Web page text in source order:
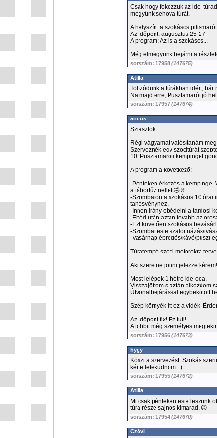
Csak hogy fokozzuk az idei
megyünk sehova túrát.
A helyszín: a szokásos
Az időpont: augusztus 25-27
A program: Az is a szokásos...
Még elmegyünk bejárni a
sorszám: 17958 (147675)
Atilla
Tobzódunk a túrákban idén, bár
Na majd erre, Pusztamarót jó
sorszám: 17957 (147674)
andris
Sziasztok.
Régi vágyamat valósítanám
Szerveznék egy szocitúrát
10. Pusztamaróti kempinget
A program a következő:
-Pénteken érkezés a kempinge.
a tábortűz nellett🤣🤘
-Szombaton a szokásos 10 órai
tanösvényhez.
-Innen irány ebédelni a tardosi
-Ebéd után aztán tovább az
-Ezt követően szokásos
-Szombat este szalonnázás/
-Vasárnap ébredés/kávé/puszi
Túratempó szoci motorokra
Aki szeretne jönni jelezze kérem!
Most lelépek 1 hétre ide-oda.
Visszajöttem s aztán elkezdem
Útvonalbejárással egybekötött
Szép környék itt ez a vidék!
Az időpont fix! Ez tuti!
A többit még személyes
sorszám: 17956 (147673)
hygy
Köszi a szervezést. Szokás
kéne lefeküdnöm. :)
sorszám: 17955 (147672)
Atilla
Mi csak pénteken este leszünk
túra része sajnos kimarad. ☹
sorszám: 17954 (147670)
Czövi